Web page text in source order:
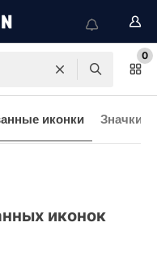
0
иконки Значки
иконок